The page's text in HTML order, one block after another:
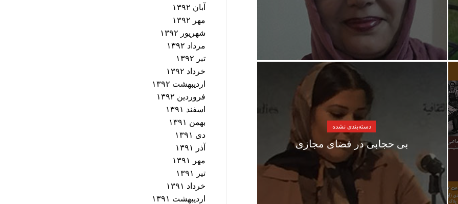
دسته‌بندی نشده
بی حجابی در فضای مجازی
آبان ۱۳۹۲
مهر ۱۳۹۲
شهریور ۱۳۹۲
مرداد ۱۳۹۲
تیر ۱۳۹۲
خرداد ۱۳۹۲
اردیبهشت ۱۳۹۲
فروردین ۱۳۹۲
اسفند ۱۳۹۱
بهمن ۱۳۹۱
دی ۱۳۹۱
آذر ۱۳۹۱
مهر ۱۳۹۱
تیر ۱۳۹۱
خرداد ۱۳۹۱
اردیبهشت ۱۳۹۱